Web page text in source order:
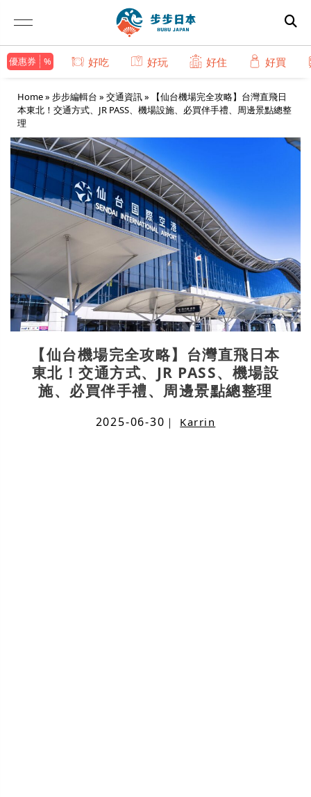
優惠券 好吃 好玩 好住 好買
Home» 步步編輯台 » 交通資訊» 【仙台機場完全攻略】台灣直飛日
本東北！交通方式、JR PASS、機場設施、必買伴手禮、周邊景點總整
理
【仙台機場完全攻略】台灣直飛日本
東北！交通方式、JR PASS、機場設
施、必買伴手禮、周邊景點總整理
2025-06-30 ｜ Karrin